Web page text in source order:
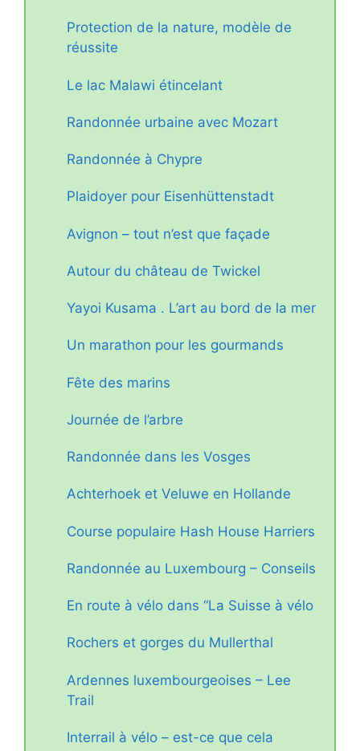
Protection de la nature, modèle de
réussite
Le lac Malawi étincelant
Randonnée urbaine avec Mozart
Randonnée à Chypre
Plaidoyer pour Eisenhüttenstadt
Avignon – tout n’est que façade
Autour du château de Twickel
Yayoi Kusama . L’art au bord de la mer
Un marathon pour les gourmands
Fête des marins
Journée de l’arbre
Randonnée dans les Vosges
Achterhoek et Veluwe en Hollande
Course populaire Hash House Harriers
Randonnée au Luxembourg – Conseils
En route à vélo dans “La Suisse à vélo
Rochers et gorges du Mullerthal
Ardennes luxembourgeoises – Lee
Trail
Interrail à vélo – est-ce que cela